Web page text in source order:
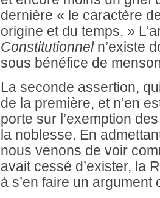
dernière « le caractère
origine et du temps. »
Constitutionneln’existe
sous bénéfice de
La seconde assertion,
de la première, et n’en
porte sur l’exemption
la noblesse. En
nous venons de voir
avait cessé d’exister, la
à s’en faire un